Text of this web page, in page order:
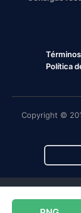
Política
Copyright ©